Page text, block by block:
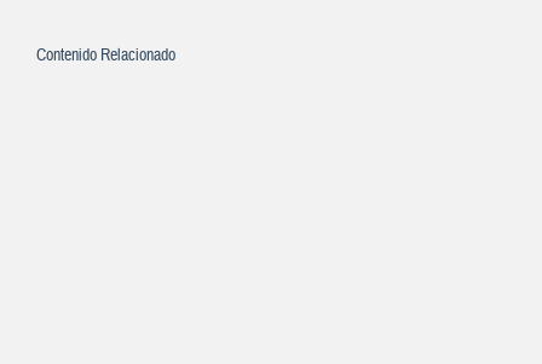
Contenido Relacionado